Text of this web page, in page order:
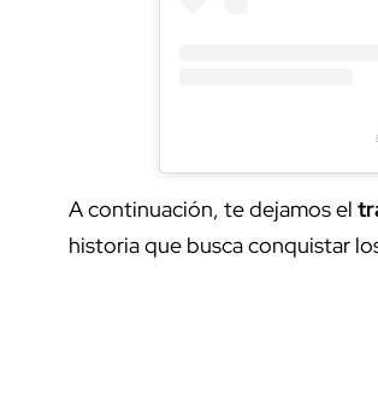
A continuación, te dejamos el
historia que busca conquistar